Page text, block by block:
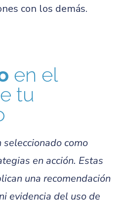
con los demás.
en el
tu
seleccionado como
en acción. Estas
una recomendación
evidencia del uso de